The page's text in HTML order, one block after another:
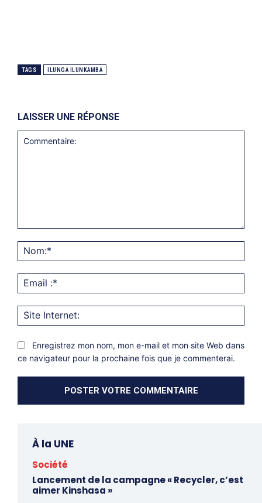
TAGS ILUNGA ILUNKAMBA
LAISSER UNE RÉPONSE
:*
Enregistrez mon nom, mon e-mail et mon site Web dans
ce navigateur pour la prochaine fois que je commenterai.
À la UNE
Société
Lancement de la campagne « Recycler, c’est
aimer Kinshasa »